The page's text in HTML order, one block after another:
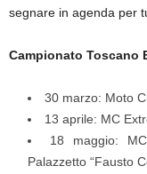
segnare in agenda per
Campionato Toscano
30 marzo: Moto
13 aprile: MC
18 maggio:
Palazzetto “Fausto